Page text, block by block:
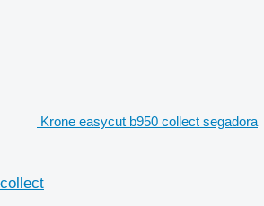
Krone easycut b950 collect segadora